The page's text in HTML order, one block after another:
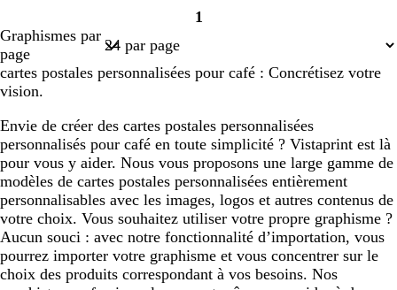
Page
1
Graphismes par
page
cartes postales personnalisées pour café : Concrétisez votre
vision.
Envie de créer des cartes postales personnalisées
personnalisés pour café en toute simplicité ? Vistaprint est là
pour vous y aider. Nous vous proposons une large gamme de
modèles de cartes postales personnalisées entièrement
personnalisables avec les images, logos et autres contenus de
votre choix. Vous souhaitez utiliser votre propre graphisme ?
Aucun souci : avec notre fonctionnalité d’importation, vous
pourrez importer votre graphisme et vous concentrer sur le
choix des produits correspondant à vos besoins. Nos